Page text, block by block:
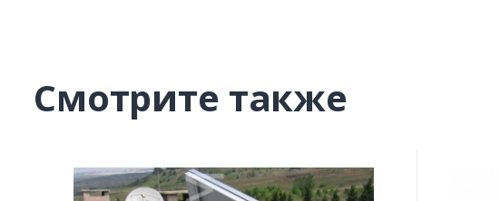
Смотрите также